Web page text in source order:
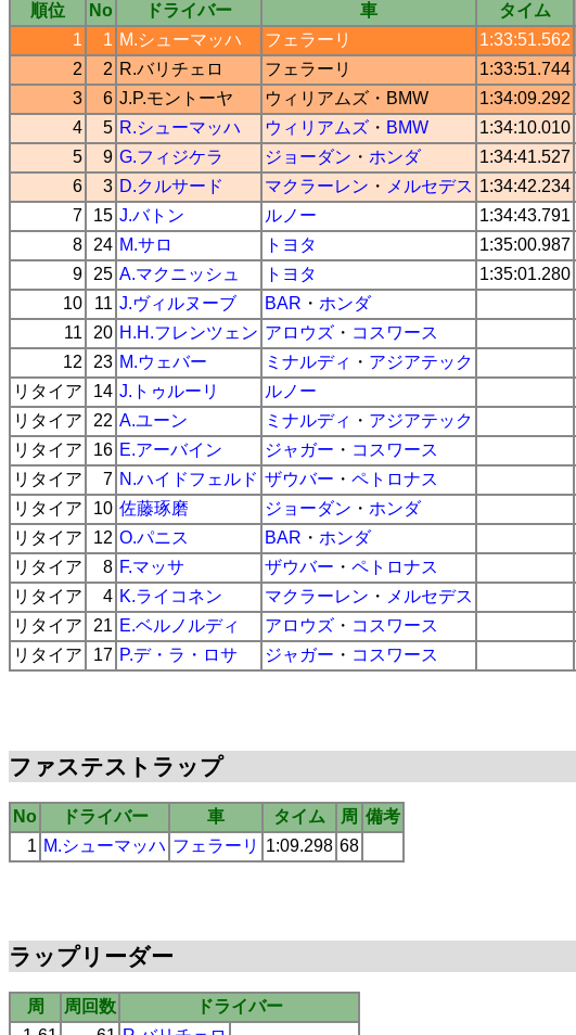
順位 No ドライバー 車 タイム
1
1 M.シューマッハ フェラーリ 1:33:51.562
2
2 R.バリチェロ フェラーリ 1:33:51.744
3
6 J.P.モントーヤ ウィリアムズ ・ BMW 1:34:09.292
4
5 R.シューマッハ ウィリアムズ ・ BMW 1:34:10.010
5
9 G.フィジケラ ジョーダン ・ ホンダ 1:34:41.527
6
3 D.クルサード マクラーレン ・ メルセデス 1:34:42.234
7
15 J.バトン ルノー 1:34:43.791
8
24 M.サロ トヨタ 1:35:00.987
9
25 A.マクニッシュ トヨタ 1:35:01.280
10
11 J.ヴィルヌーブ BAR ・ ホンダ
11
20 H.H.フレンツェン アロウズ ・ コスワース
12
23 M.ウェバー ミナルディ ・ アジアテック
リタイア
14 J.トゥルーリ ルノー
リタイア
22 A.ユーン ミナルディ ・ アジアテック
リタイア
16 E.アーバイン ジャガー ・ コスワース
リタイア
7 N.ハイドフェルド ザウバー ・ ペトロナス
リタイア
10 佐藤琢磨 ジョーダン ・ ホンダ
リタイア
12 O.パニス BAR ・ ホンダ
リタイア
8 F.マッサ ザウバー ・ ペトロナス
リタイア
4 K.ライコネン マクラーレン ・ メルセデス
リタイア
21 E.ベルノルディ アロウズ ・ コスワース
リタイア
17 P.デ・ラ・ロサ ジャガー ・ コスワース
ファステストラップ
No ドライバー 車 タイム 周 備考
1 M.シューマッハ フェラーリ 1:09.298 68
ラップリーダー
周 周回数
ドライバー